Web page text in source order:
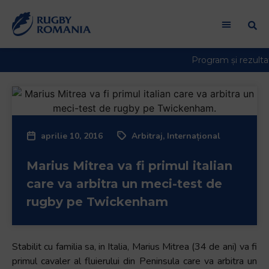
aprilie 10, 2016 Arbitraj, Internațional
Marius Mitrea va fi primul italian
care va arbitra un meci-test de
rugby pe Twickenham
Stabilit cu familia sa, in Italia, Marius Mitrea (34 de ani) va fi
primul cavaler al fluierului din Peninsula care va arbitra un